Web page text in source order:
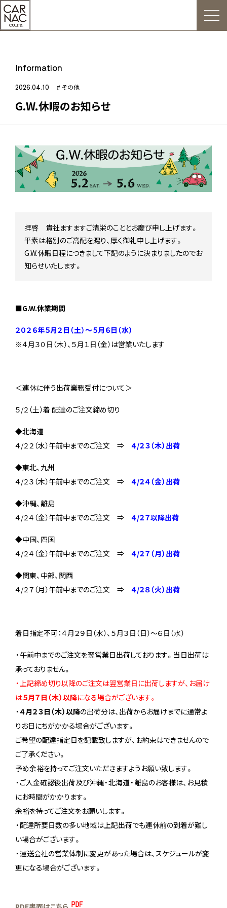
トップ
ごあいさつ
Web発注について
お知らせ
会社概要
デジタルカタログ
販促用POP
Stock status
在庫/商品情報
Information
2026.04.10 # その他
G.W.休暇のお知らせ
拝啓 貴社ますますご清栄のこととお慶び申し上げます。
平素は格別のご高配を賜り、厚く御礼申し上げます。
G.W.休暇日程につきまして下記のように決まりましたのでお
知らせいたします。
■G.W.休業期間
２０２６年５月２日（土）～５月６日（水）
※４月３０日（木）、５月１日（金）は営業いたします
＜連休に伴う出荷業務受付について＞
５/２（土）着 配達のご注文締め切り
◆北海道
４/２２（水）午前中までのご注文 ⇒ ４/２３（木）出荷
◆東北、九州
４/２３（木）午前中までのご注文 ⇒ ４/２４（金）出荷
◆沖縄、離島
４/２４（金）午前中までのご注文 ⇒ ４/２７以降出荷
◆中国、四国
４/２４（金）午前中までのご注文 ⇒ ４/２７（月）出荷
◆関東、中部、関西
４/２７（月）午前中までのご注文 ⇒ ４/２８（火）出荷
着日指定不可：４月２９日（水）、５月３日（日）～６日（水）
・午前中までのご注文を翌営業日出荷しております。当日出荷は
承っておりません。
・上記締め切り以降のご注文は翌営業日に出荷しますが、お届け
は５月７日（木）以降になる場合がございます。
・４月２３日（木）以降の出荷分は、出荷からお届けまでに通常よ
りお日にちがかかる場合がございます。
ご希望の配達指定日を記載致しますが、お約束はできませんので
ご了承ください。
予め余裕を持ってご注文いただきますようお願い致します。
・ご入金確認後出荷及び沖縄・北海道・離島のお客様は、お見積
にお時間がかかります。
余裕を持ってご注文をお願いします。
・配達所要日数の多い地域は上記出荷でも連休前の到着が難し
い場合がございます。
・運送会社の営業体制に変更があった場合は、スケジュールが変
更になる場合がございます。